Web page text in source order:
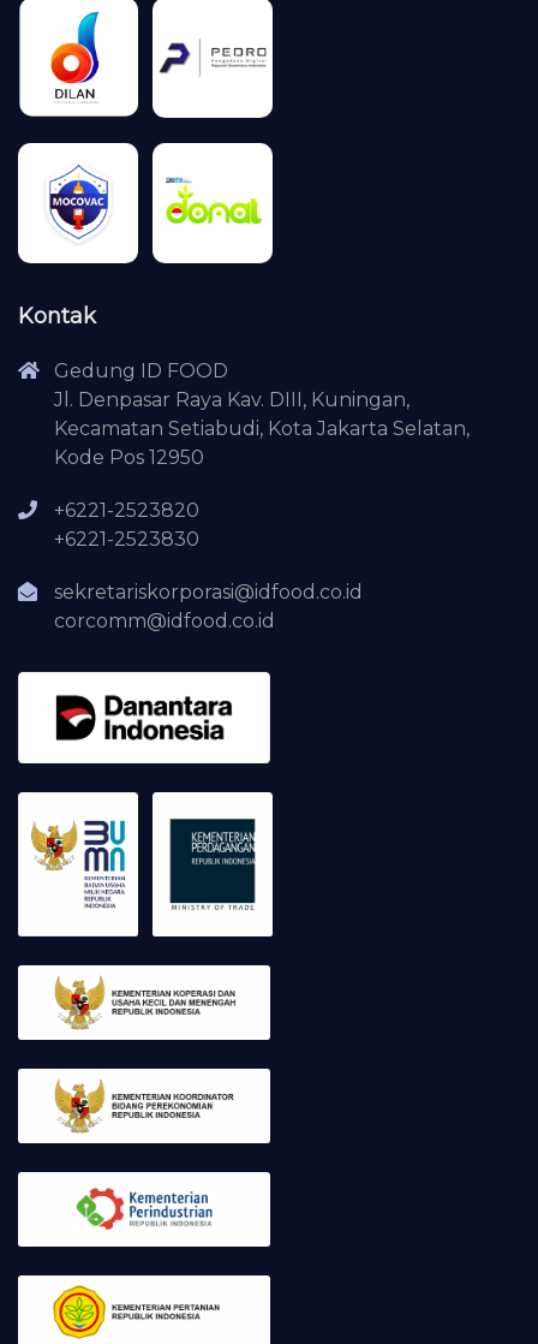
Kontak
Gedung ID FOOD
Jl. Denpasar Raya Kav. DIII, Kuningan,
Kecamatan Setiabudi, Kota Jakarta Selatan,
Kode Pos 12950
+6221-2523820
+6221-2523830
sekretariskorporasi@idfood.co.id
corcomm@idfood.co.id